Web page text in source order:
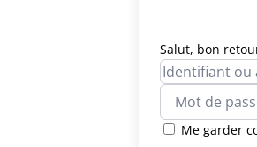
Salut, bon
Me garder